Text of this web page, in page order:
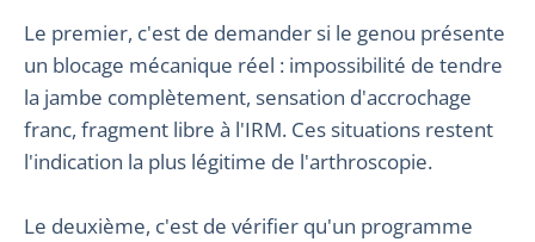
Le premier, c'est de demander si le genou présente
un blocage mécanique réel : impossibilité de tendre
la jambe complètement, sensation d'accrochage
franc, fragment libre à l'IRM. Ces situations restent
l'indication la plus légitime de l'arthroscopie.
Le deuxième, c'est de vérifier qu'un programme